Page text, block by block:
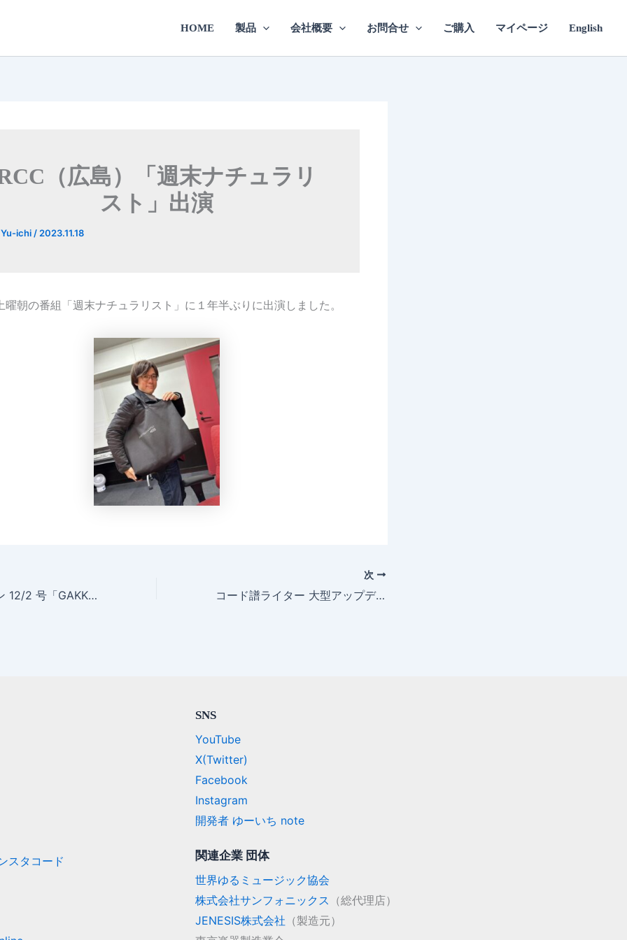
HOME 製品 会社概要 お問合せ ご購入 マイページ English
（広島）「週末ナチュラリ
スト」出演
Yu-ichi / 2023.11.18
曜朝の番組「週末ナチュラリスト」に１年半ぶりに出演しました。
モノ・マガジン 12/2 号「GAKKIやろうゼ」
次
コード譜ライター 大型アップデート
スタコード
SNS
YouTube
X(Twitter)
Facebook
Instagram
開発者 ゆーいち note
関連企業 団体
世界ゆるミュージック協会
株式会社サンフォニックス （総代理店）
JENESIS株式会社 （製造元）